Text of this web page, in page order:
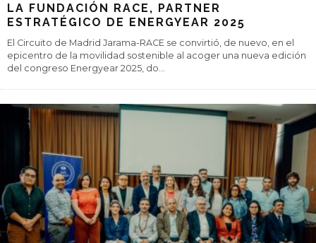
LA FUNDACIÓN RACE, PARTNER
ESTRATÉGICO DE ENERGYEAR 2025
El Circuito de Madrid Jarama-RACE se convirtió, de nuevo, en el
epicentro de la movilidad sostenible al acoger una nueva edición
del congreso Energyear 2025, do